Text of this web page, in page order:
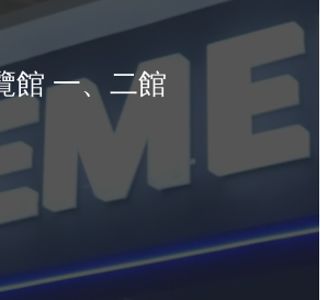
館 一、二館